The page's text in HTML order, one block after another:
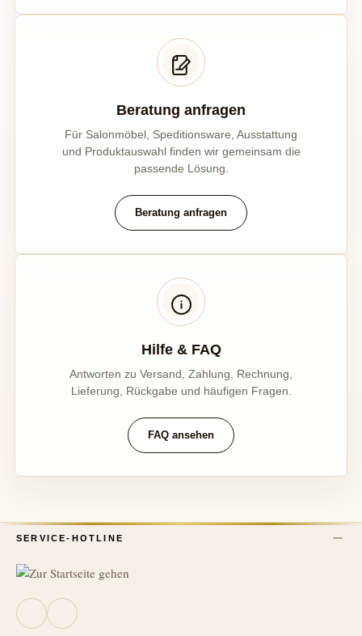
Beratung anfragen
Für Salonmöbel, Speditionsware, Ausstattung
und Produktauswahl finden wir gemeinsam die
passende Lösung.
Beratung anfragen
Hilfe & FAQ
Antworten zu Versand, Zahlung, Rechnung,
Lieferung, Rückgabe und häufigen Fragen.
FAQ ansehen
SERVICE-HOTLINE